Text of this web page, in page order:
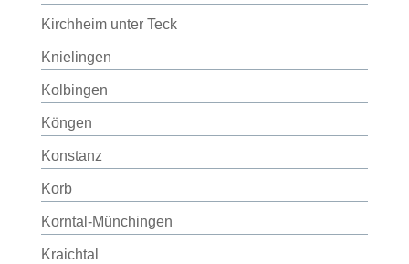
Kirchheim unter Teck
Knielingen
Kolbingen
Köngen
Konstanz
Korb
Korntal-Münchingen
Kraichtal